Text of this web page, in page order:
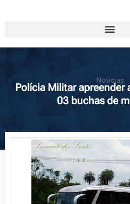
Notícias
Polícia Militar apreender
03 buchas de